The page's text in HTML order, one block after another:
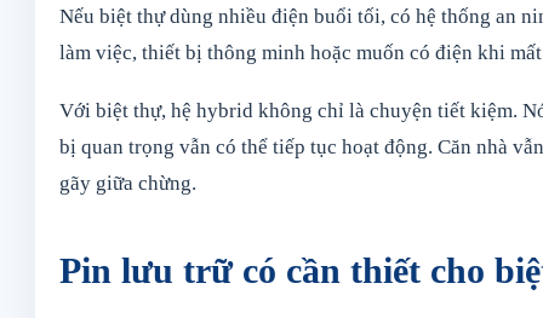
Nếu biệt thự dùng nhiều điện buổi tối, có hệ thống an
làm việc, thiết bị thông minh hoặc muốn có điện khi
Với biệt thự, hệ hybrid không chỉ là chuyện tiết kiệm.
bị quan trọng vẫn có thể tiếp tục hoạt động. Căn nhà
gãy giữa chừng.
Pin lưu trữ có cần thiết cho